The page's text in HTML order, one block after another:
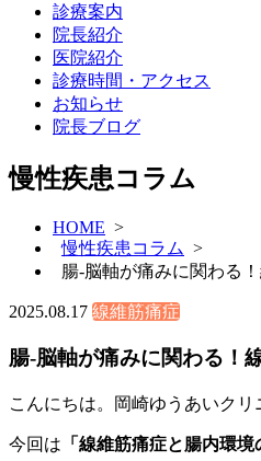
診療案内
院長紹介
医院紹介
診療時間・アクセス
お知らせ
院長ブログ
慢性疾患コラム
HOME >
慢性疾患コラム >
腸-脳軸が痛みに関わる
2025.08.17 線維筋痛症
腸-脳軸が痛みに関わる！
こんにちは。岡崎ゆうあいクリ
今回は 「線維筋痛症と腸内環境